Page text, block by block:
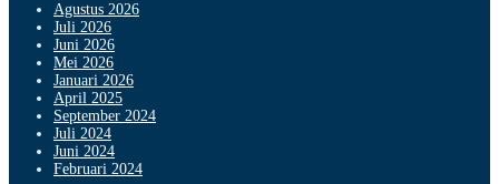
Agustus 2026
Juli 2026
Juni 2026
Mei 2026
Januari 2026
April 2025
September 2024
Juli 2024
Juni 2024
Februari 2024